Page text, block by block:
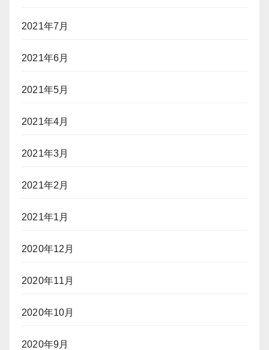
2021年7月
2021年6月
2021年5月
2021年4月
2021年3月
2021年2月
2021年1月
2020年12月
2020年11月
2020年10月
2020年9月